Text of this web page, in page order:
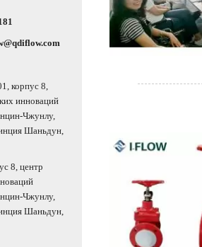
корпус 8,
инноваций
Чжунлу,
Шаньдун,
8, центр
Чжунлу,
Шаньдун,